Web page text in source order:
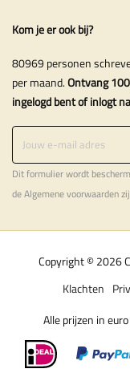
Kom je er ook bij?
80969 personen
per maand.Ontvang
ingelogd bent of inlogt
Dit formulier wordt
deAlgemene voorwaarden
Copyright © 2026
Klachten
Alle prijzen in